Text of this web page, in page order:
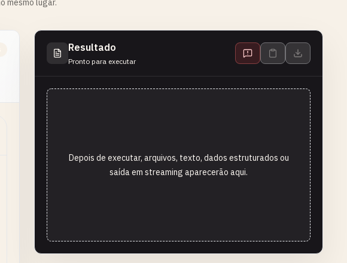
mesmo lugar.
Resultado
Pronto para executar
Depois de executar, arquivos, texto, dados estruturados ou
saída em streaming aparecerão aqui.